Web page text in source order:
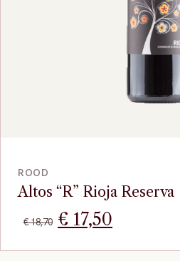
ROOD
Altos “R” Rioja Reserva
€18,70 Oorspronkelijke
prijs
€ 17,50
prijs